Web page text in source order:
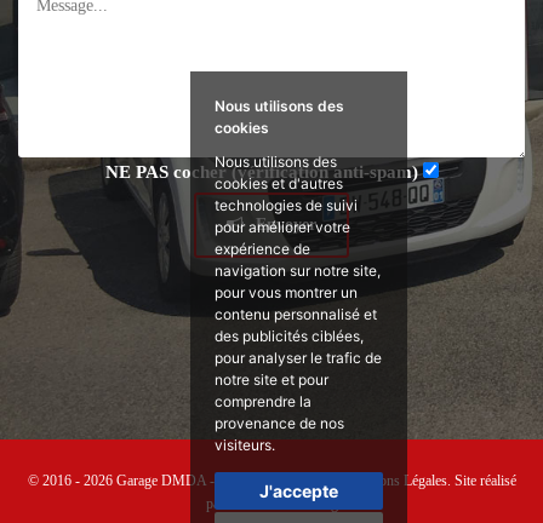
Nous utilisons des
cookies
Nous utilisons des
cookies et d'autres
technologies de suivi
pour améliorer votre
expérience de
navigation sur notre site,
pour vous montrer un
contenu personnalisé et
des publicités ciblées,
pour analyser le trafic de
notre site et pour
comprendre la
provenance de nos
visiteurs.
J'accepte
NE PAScocher (vérification anti-spam)
Envoyer
© 2016 - 2026 Garage DMDA - Tous droits réservés - Mentions Légales. Site réalisé
par
As&Co Consulting